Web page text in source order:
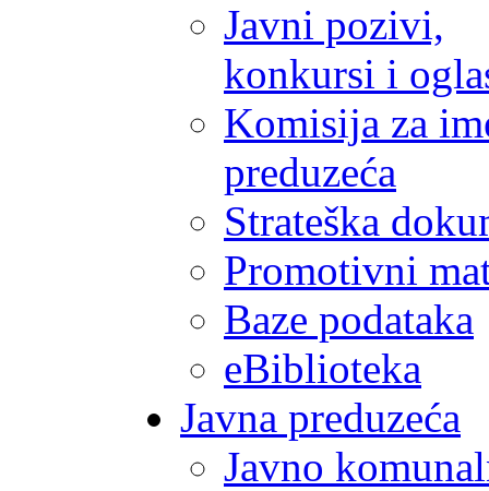
Javni pozivi,
konkursi i
Komisija za
preduzeća
Strateška
Promotivni
Baze podataka
eBiblioteka
Javna preduzeća
Javno